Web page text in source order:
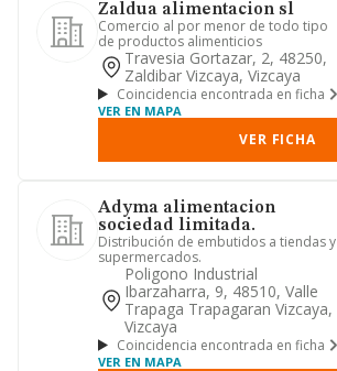
Zaldua alimentacion sl
Comercio al por menor de todo tipo
de productos alimenticios
Travesia Gortazar, 2, 48250,
Zaldibar Vizcaya, Vizcaya
Coincidencia encontrada en ficha
VER EN MAPA
VER FICHA
Adyma alimentacion
sociedad limitada.
Distribución de embutidos a tiendas y
supermercados.
Poligono Industrial
Ibarzaharra, 9, 48510, Valle
Trapaga Trapagaran Vizcaya,
Vizcaya
Coincidencia encontrada en ficha
VER EN MAPA